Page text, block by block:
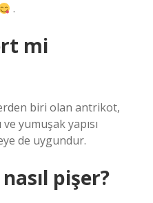
.
mi
biri olan antrikot,
ve yumuşak yapısı
de uygundur.
pişer?